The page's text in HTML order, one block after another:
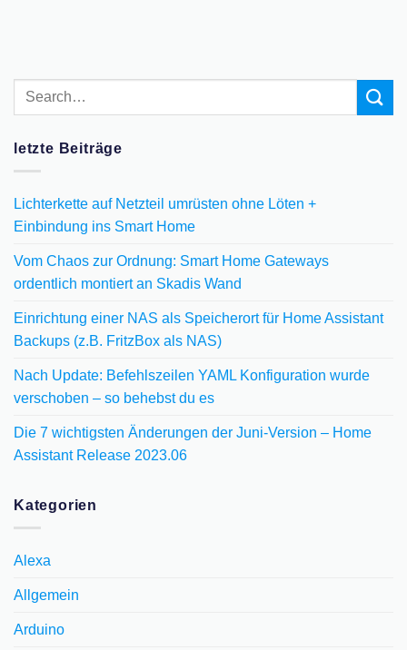
letzte Beiträge
Lichterkette auf Netzteil umrüsten ohne Löten +
Einbindung ins Smart Home
Vom Chaos zur Ordnung: Smart Home Gateways
ordentlich montiert an Skadis Wand
Einrichtung einer NAS als Speicherort für Home Assistant
Backups (z.B. FritzBox als NAS)
Nach Update: Befehlszeilen YAML Konfiguration wurde
verschoben – so behebst du es
Die 7 wichtigsten Änderungen der Juni-Version – Home
Assistant Release 2023.06
Kategorien
Alexa
Allgemein
Arduino